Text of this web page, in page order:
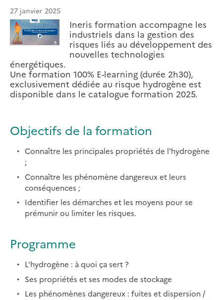
27 janvier 2025
Ineris formation accompagne les
industriels dans la gestion des
risques liés au développement des
nouvelles technologies
énergétiques.
Une formation 100% E-learning (durée 2h30),
exclusivement dédiée au risque hydrogène est
disponible dans le catalogue formation 2025.
Objectifs de la formation
Connaître les principales propriétés de l'hydrogène
;
Connaître les phénomène dangereux et leurs
conséquences ;
Identifier les démarches et les moyens pour se
prémunir ou limiter les risques.
Programme
L'hydrogène : à quoi ça sert ?
Ses propriétés et ses modes de stockage
Les phénomènes dangereux : fuites et dispersion /